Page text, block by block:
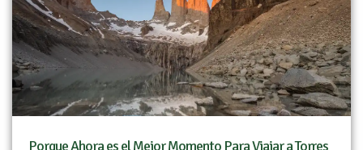
Porque Ahora es el Mejor Momento Para Viajar a Torres